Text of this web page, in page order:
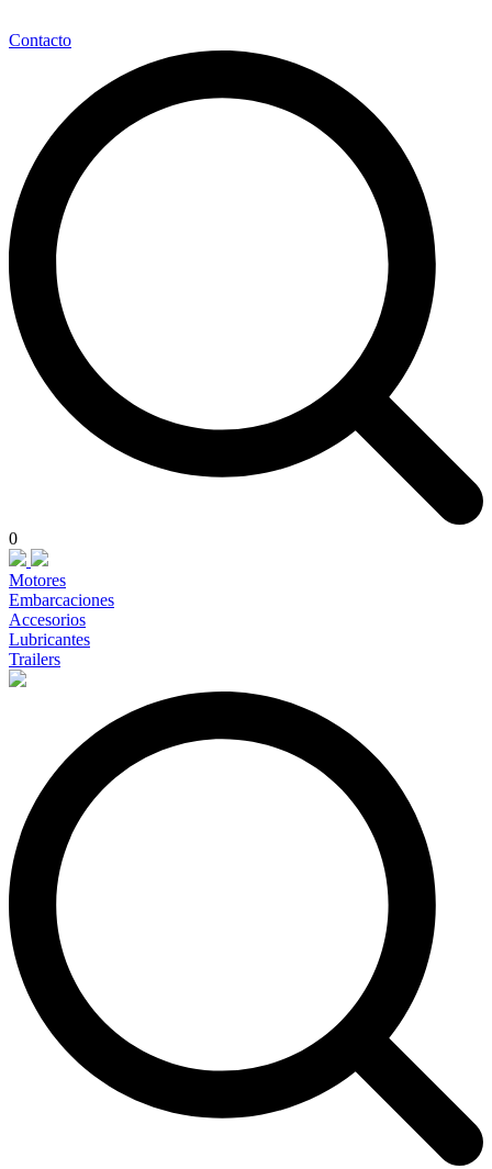
Contacto
0
Motores
Embarcaciones
Accesorios
Lubricantes
Trailers